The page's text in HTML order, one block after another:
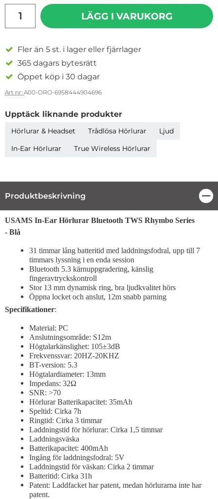
LÄGG I VARUKORG
Fler än 5 st. i lager eller fjärrlager
365 dagars bytesrätt
Öppet köp i 30 dagar
Art nr: A00-DRO-6958444904696
Upptäck liknande produkter
Hörlurar & Headset Trådlösa Hörlurar
Ljud
In-Ear Hörlurar
True Wireless Hörlurar
Produktbeskrivning
Produktbeskrivning
USAMS In-Ear Hörlurar Bluetooth TWS Rhymbo Series
- Blå
31 timmar lång batteritid med laddningsfodral, upp till 7
timmars lyssning i en enda session
Bluetooth 5.3 kärnuppgradering, känslig
fingeravtryckskontroll
Stor 13 mm dynamisk ring, bra ljudkvalitet hörs
Öppna locket och anslut, 12m snabb parning
Specifikationer:
Material: PC
Anslutningsområde: S12m
Högtalarkänslighet: 105±3dB
Frekvenssvar: 20HZ-20KHZ
BT-version: 5.3
Högtalardiameter: 13mm
Impedans: 32Ω
SNR: >70
Hörlurar Batterikapacitet: 35mAh
Speltid: Cirka 7h
Ringtid: Cirka 3 timmar
Laddningstid för hörlurar: Cirka 1,5 timmar
Laddningsväska
Batterikapacitet: 400mAh
Ingång för laddningsfodral: 5V
Laddningstid för väskan: Cirka 2 timmar
Batteritid: Cirka 31h
Patent: Laddfacket har patent, medan hörlurarna inte har
patent.